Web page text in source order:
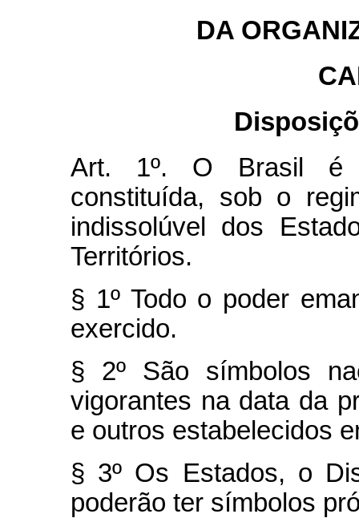
DA
Art. 1º. O Brasil é
constituída, sob o
indissolúvel dos
Territórios.
§ 1º Todo o poder
exercido.
§ 2º São símbolos
vigorantes na data da
e outros estabelecidos
§ 3º Os Estados, o
poderão ter símbolos